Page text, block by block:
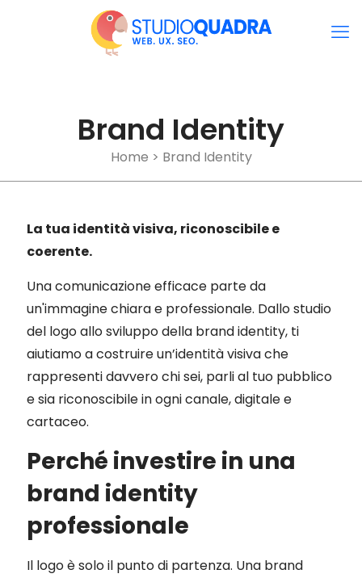
Brand Identity
Home > Brand Identity
La tua identità visiva, riconoscibile e
coerente.
Una comunicazione efficace parte da
un'immagine chiara e professionale. Dallo studio
del logo allo sviluppo della brand identity, ti
aiutiamo a costruire un’identità visiva che
rappresenti davvero chi sei, parli al tuo pubblico
e sia riconoscibile in ogni canale, digitale e
cartaceo.
Perché investire in una
brand identity
professionale
Il logo è solo il punto di partenza. Una brand